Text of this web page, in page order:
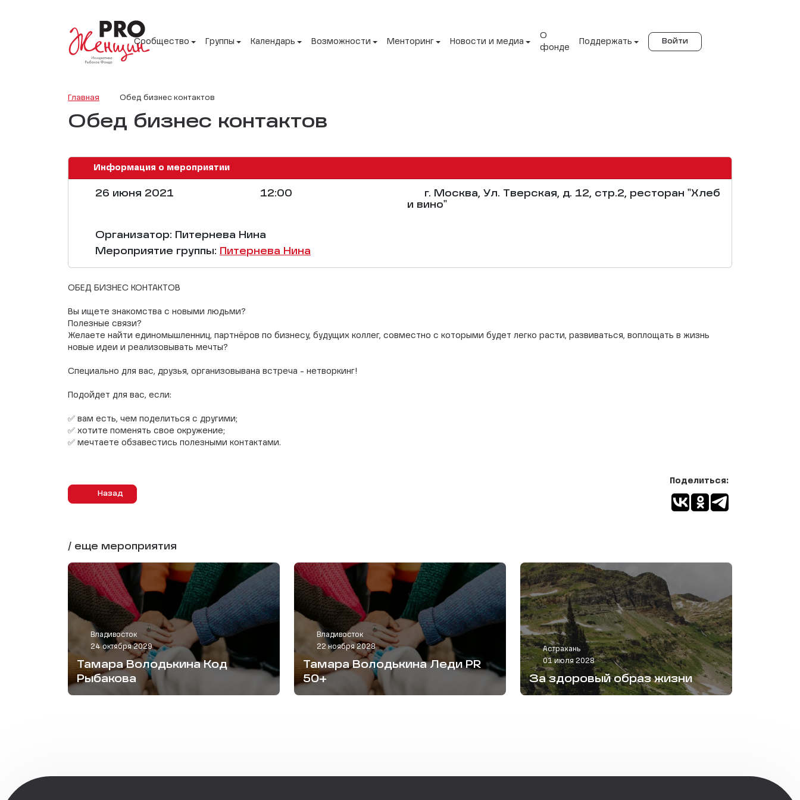
Сообщество Группы Календарь Возможности Менторинг Новости и медиа
О
фонде
Поддержать Войти
Главная Обед бизнес контактов
Обед бизнес контактов
Информация о мероприятии
26 июня 2021 12:00
г. Москва, Ул. Тверская, д. 12, стр.2, ресторан "Хлеб
и вино"
Организатор: Питернева Нина
Мероприятие группы: Питернева Нина
ОБЕД БИЗНЕС КОНТАКТОВ
Вы ищете знакомства с новыми людьми?
Полезные связи?
Желаете найти единомышленниц, партнёров по бизнесу, будущих коллег, совместно с которыми будет легко расти, развиваться, воплощать в жизнь
новые идеи и реализовывать мечты?
Специально для вас, друзья, организовывана встреча - нетворкинг!
Подойдет для вас, если:
✅ вам есть, чем поделиться с другими;
✅ хотите поменять свое окружение;
✅ мечтаете обзавестись полезными контактами.
Назад
Поделиться:
/ еще мероприятия
Владивосток
24 октября 2029
Тамара Володькина Код
Рыбакова
Владивосток
22 ноября 2028
Тамара Володькина Леди PR
50+
Астрахань
01 июля 2028
За здоровый образ жизни